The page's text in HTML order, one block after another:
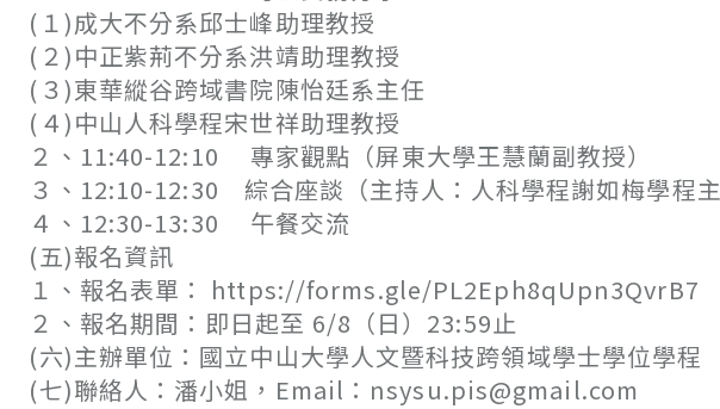
)成大不分系邱士峰助理教授
)中正紫荊不分系洪靖助理教授
)東華縱谷跨域書院陳怡廷系主任
)中山人科學程宋世祥助理教授
、11:40-12:10 專家觀點（屏東大學王慧蘭副教授）
、12:10-12:30 綜合座談（主持人：人科學程謝如梅學程主
、12:30-13:30 午餐交流
)報名資訊
、報名表單： https://forms.gle/PL2Eph8qUpn3QvrB7
、報名期間：即日起至 6/8（日）23:59止
)主辦單位：國立中山大學人文暨科技跨領域學士學位學程
)聯絡人：潘小姐，Email：nsysu.pis@gmail.com